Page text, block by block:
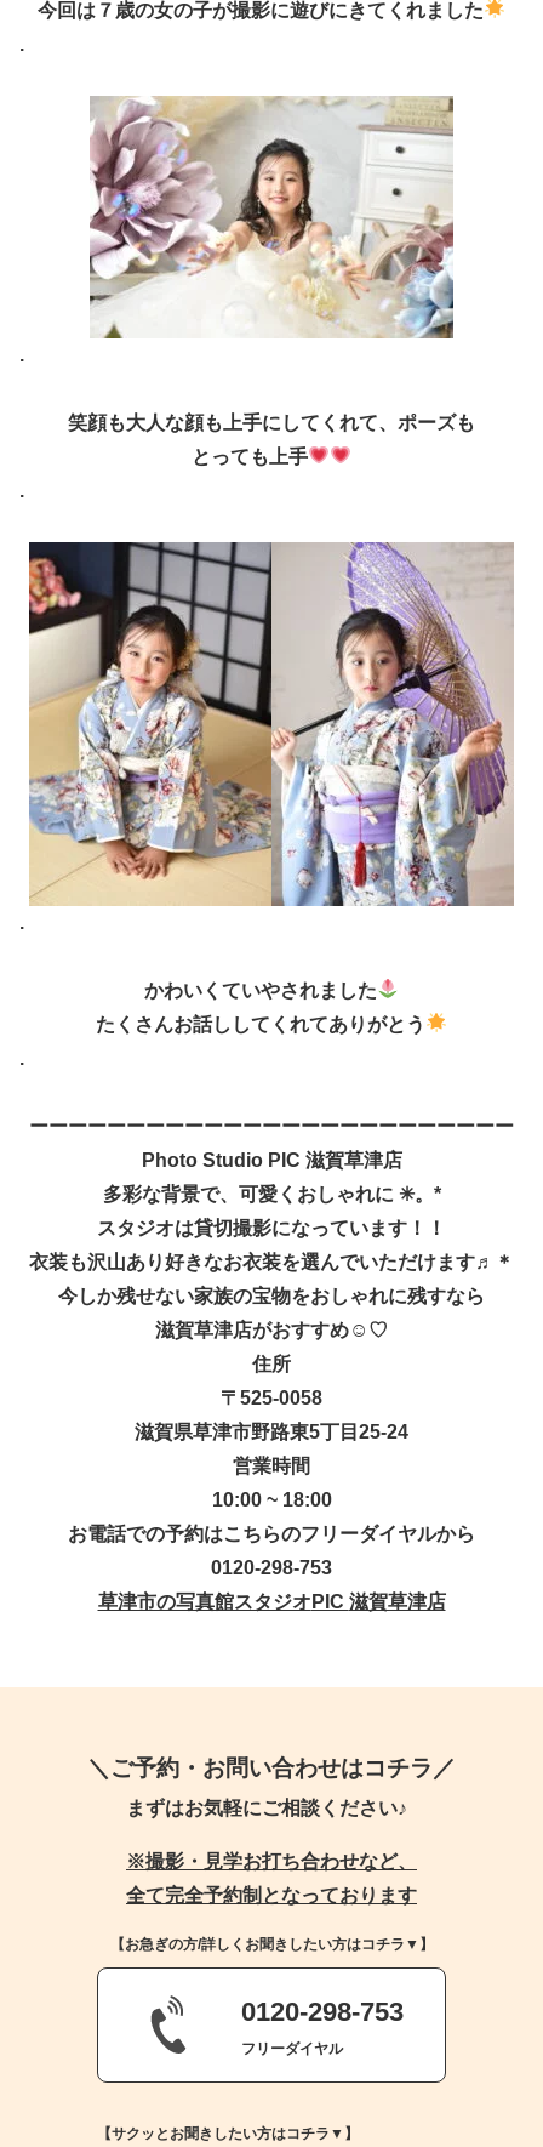
今回は７歳の女の子が撮影に遊びにきてくれました
.
.
笑顔も大人な顔も上手にしてくれて、ポーズも
とっても上手
.
.
かわいくていやされました
たくさんお話ししてくれてありがとう
.
ーーーーーーーーーーーーーーーーーーーーーーーーー
Photo Studio PIC 滋賀草津店
多彩な背景で、可愛くおしゃれに ✳︎。*
スタジオは貸切撮影になっています！！
衣装も沢山あり好きなお衣装を選んでいただけます♬＊
今しか残せない家族の宝物をおしゃれに残すなら
滋賀草津店がおすすめ☺︎ ♡
住所
〒525-0058
滋賀県草津市野路東5丁目25-24
営業時間
10:00 ~ 18:00
お電話での予約はこちらのフリーダイヤルから
0120-298-753
草津市の写真館スタジオ PIC 滋賀草津店
＼ご予約・お問い合わせはコチラ／
まずはお気軽にご相談ください♪
※撮影・見学お打ち合わせなど、
全て完全予約制となっております
【お急ぎの方/詳しくお聞きしたい方はコチラ▼】
0120-298-753
フリーダイヤル
【サクッとお聞きしたい方はコチラ▼】